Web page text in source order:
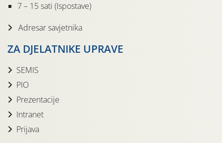
7 – 15 sati (Ispostave)
Adresar savjetnika
ZA DJELATNIKE UPRAVE
SEMIS
PIO
Prezentacije
Intranet
Prijava